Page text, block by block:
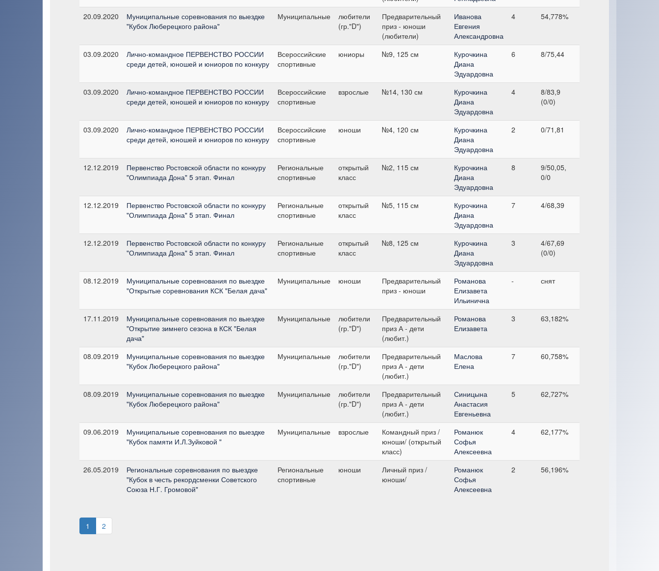
20.09.2020
Муниципальные соревнования по выездке
"Кубок Люберецкого района"
Муниципальные
любители
(гр."D")
Предварительный
приз - юноши
(любители)
Иванова
Евгения
Александровна
4 54,778%
03.09.2020
Лично-командное ПЕРВЕНСТВО РОССИИ
среди детей, юношей и юниоров по конкуру
Всероссийские
спортивные
юниоры №9, 125 см
Курочкина
Диана
Эдуардовна
6 8/75,44
03.09.2020
Лично-командное ПЕРВЕНСТВО РОССИИ
среди детей, юношей и юниоров по конкуру
Всероссийские
спортивные
взрослые №14, 130 см
Курочкина
Диана
Эдуардовна
4
8/83,9
(0/0)
03.09.2020
Лично-командное ПЕРВЕНСТВО РОССИИ
среди детей, юношей и юниоров по конкуру
Всероссийские
спортивные
юноши №4, 120 см
Курочкина
Диана
Эдуардовна
2 0/71,81
12.12.2019
Первенство Ростовской области по конкуру
"Олимпиада Дона" 5 этап. Финал
Региональные
спортивные
открытый
класс
№2, 115 см
Курочкина
Диана
Эдуардовна
8
9/50,05,
0/0
12.12.2019
Первенство Ростовской области по конкуру
"Олимпиада Дона" 5 этап. Финал
Региональные
спортивные
открытый
класс
№5, 115 см
Курочкина
Диана
Эдуардовна
7 4/68,39
12.12.2019
Первенство Ростовской области по конкуру
"Олимпиада Дона" 5 этап. Финал
Региональные
спортивные
открытый
класс
№8, 125 см
Курочкина
Диана
Эдуардовна
3
4/67,69
(0/0)
08.12.2019
Муниципальные соревнования по выездке
"Открытые соревнования КСК "Белая дача"
Муниципальные юноши
Предварительный
приз - юноши
Романова
Елизавета
Ильинична
- снят
17.11.2019
Муниципальные соревнования по выездке
"Открытие зимнего сезона в КСК "Белая
дача"
Муниципальные
любители
(гр."D")
Предварительный
приз А - дети
(любит.)
Романова
Елизавета
3 63,182%
08.09.2019
Муниципальные соревнования по выездке
"Кубок Люберецкого района"
Муниципальные
любители
(гр."D")
Предварительный
приз А - дети
(любит.)
Маслова
Елена
7 60,758%
08.09.2019
Муниципальные соревнования по выездке
"Кубок Люберецкого района"
Муниципальные
любители
(гр."D")
Предварительный
приз А - дети
(любит.)
Синицына
Анастасия
Евгеньевна
5 62,727%
09.06.2019
Муниципальные соревнования по выездке
"Кубок памяти И.Л.Зуйковой "
Муниципальные взрослые
Командный приз /
юноши/ (открытый
класс)
Романюк
Софья
Алексеевна
4 62,177%
26.05.2019
Региональные соревнования по выездке
"Кубок в честь рекордсменки Советского
Союза Н.Г. Громовой"
Региональные
спортивные
юноши
Личный приз /
юноши/
Романюк
Софья
Алексеевна
2 56,196%
1 2